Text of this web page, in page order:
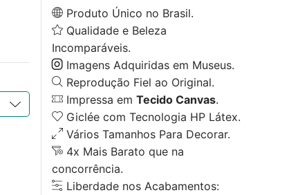
Produto Único no Brasil.
Qualidade e Beleza
Incomparáveis.
Imagens Adquiridas em Museus.
Reprodução Fiel ao Original.
Impressa em Tecido Canvas.
Giclée com Tecnologia HP Látex.
Vários Tamanhos Para Decorar.
4x Mais Barato que na
concorrência.
Liberdade nos Acabamentos: